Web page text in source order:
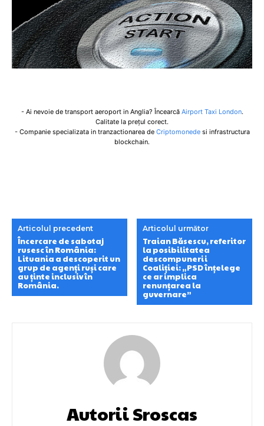
- Ai nevoie de transport aeroport in Anglia? Încearcă Airport Taxi London.
Calitate la prețul corect.
- Companie specializata in tranzactionarea de Criptomonedesi infrastructura
blockchain.
Articolul precedent
Încercare de sabotaj
rusesc în România:
Lituania a descoperit un
grup de agenți ruși care
au ținte inclusiv în
România.
Articolul următor
Traian Băsescu, referitor
la posibilitatea
descompunerii
Coaliției: „PSD înțelege
ce ar implica
renunțarea la
guvernare”
Autorii Sroscas